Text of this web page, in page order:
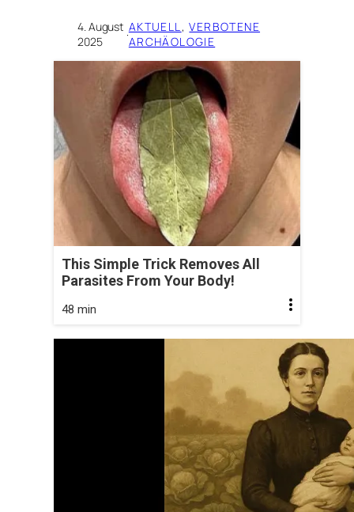
4. August
2025
·AKTUELL, VERBOTENE
ARCHÄOLOGIE
This Simple Trick Removes All
Parasites From Your Body!
48 min